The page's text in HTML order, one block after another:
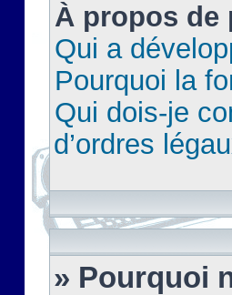
À propos de
Qui a
Pourquoi la
Qui dois-je
d’ordres
» Pourquoi